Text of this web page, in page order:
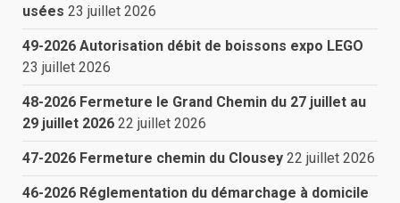
usées 23 juillet 2026
49-2026 Autorisation débit de boissons expo LEGO
23 juillet 2026
48-2026 Fermeture le Grand Chemin du 27 juillet au
29 juillet 2026 22 juillet 2026
47-2026 Fermeture chemin du Clousey 22 juillet 2026
46-2026 Réglementation du démarchage à domicile